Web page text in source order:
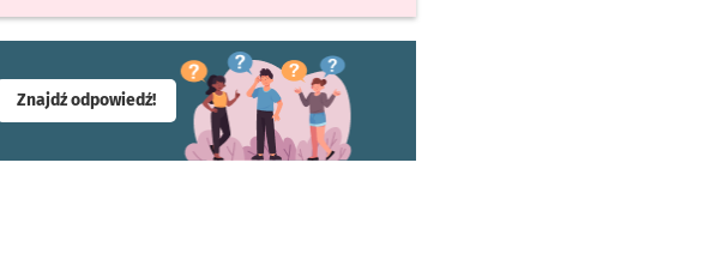
Znajdź odpowiedź!- otworzy się w nowej karcie